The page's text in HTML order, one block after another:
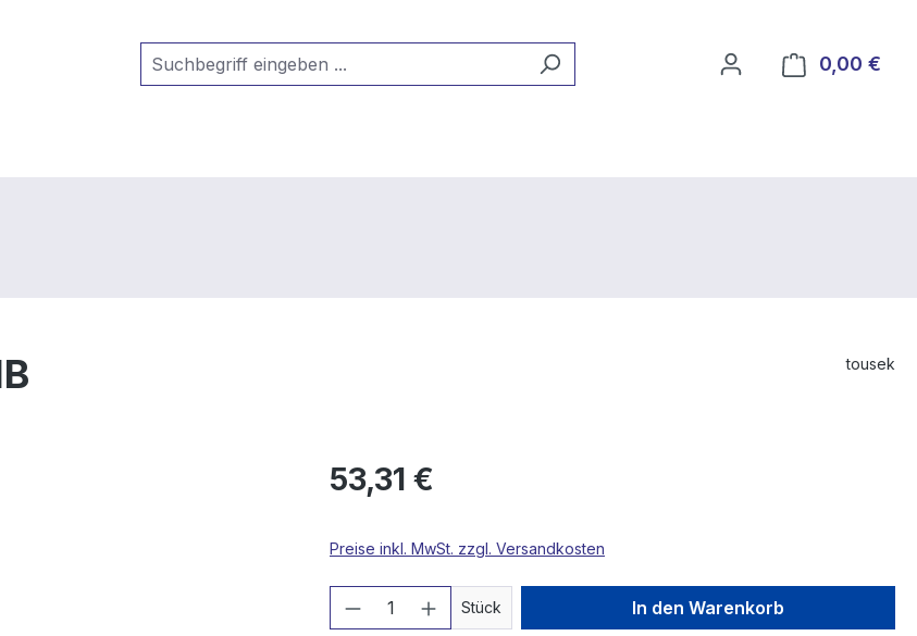
0,00 €
tousek
53,31 €
Preise inkl. MwSt. zzgl. Versandkosten
Produkt Anzahl: Gib den gewünschten Wert
Stück In den Warenkorb